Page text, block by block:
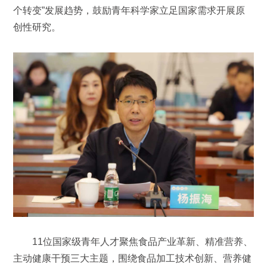
个转变”发展趋势，鼓励青年科学家立足国家需求开展原
创性研究。
11位国家级青年人才聚焦食品产业革新、精准营养、
主动健康干预三大主题，围绕食品加工技术创新、营养健